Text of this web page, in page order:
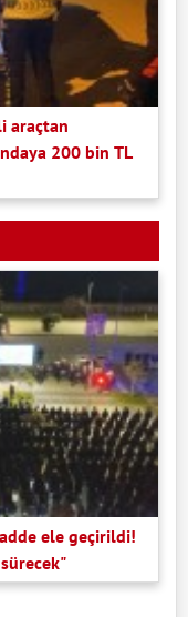
araçtan
200 bin TL
ele geçirildi!